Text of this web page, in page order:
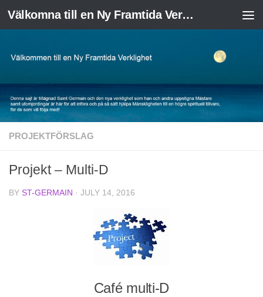
Skip to content Välkomna till en Ny Framtida Verklighet
PROJEKTFÖRSLAG
Projekt – Multi-D
BY ST-GERMAIN · JULY 14, 2016
Café multi-D